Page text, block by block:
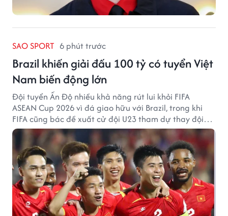
SAO SPORT 6 phút trước
Brazil khiến giải đấu 100 tỷ có tuyển Việt
Nam biến động lớn
Đội tuyển Ấn Độ nhiều khả năng rút lui khỏi FIFA
ASEAN Cup 2026 vì đá giao hữu với Brazil, trong khi
FIFA cũng bác đề xuất cử đội U23 tham dự thay đội
tuyển quốc gia.